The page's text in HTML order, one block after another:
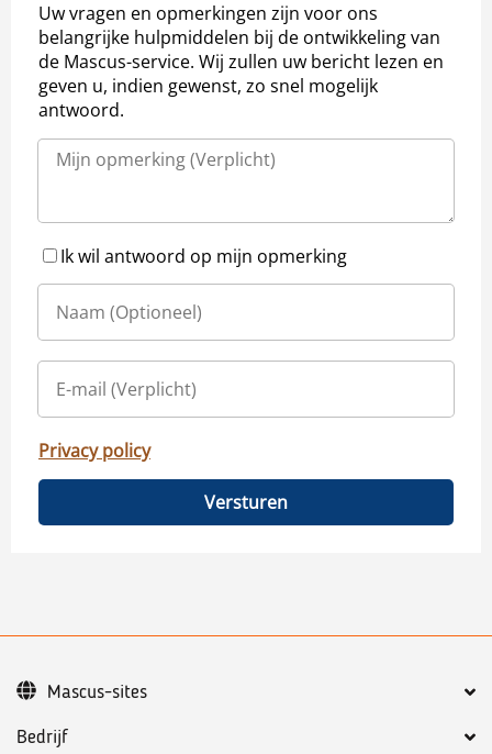
Uw vragen en opmerkingen zijn voor ons
belangrijke hulpmiddelen bij de ontwikkeling van
de Mascus-service. Wij zullen uw bericht lezen en
geven u, indien gewenst, zo snel mogelijk
antwoord.
Ik wil antwoord op mijn opmerking
Privacy policy
Versturen
Bedrijf
Mascus-sites